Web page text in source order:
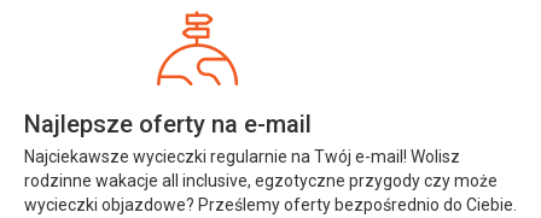
Najlepsze oferty na e-mail
Najciekawsze wycieczki regularnie na Twój e-mail! Wolisz
rodzinne wakacje all inclusive, egzotyczne przygody czy może
wycieczki objazdowe? Prześlemy oferty bezpośrednio do Ciebie.